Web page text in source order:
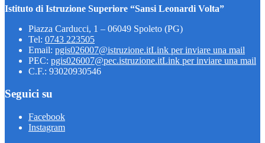
Istituto di Istruzione Superiore “Sansi Leonardi Volta”
Piazza Carducci, 1 – 06049 Spoleto (PG)
Tel: 0743 223505
Email: pgis026007@istruzione.itLink per inviare una mail
PEC: pgis026007@pec.istruzione.itLink per inviare una mail
C.F.: 93020930546
Seguici su
Facebook
Instagram